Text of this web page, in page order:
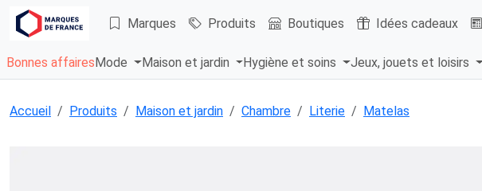
Marques Produits Boutiques Idées cadeaux
Bonnes affaires Mode Maison et jardin Hygiène et soins Jeux, jouets et loisirs
Accueil Produits Maison et jardin Chambre Literie Matelas